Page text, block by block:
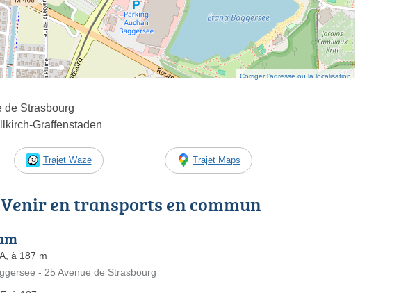
Corriger l’adresse ou la localisation
de Strasbourg
Graffenstaden
Trajet Waze Trajet Maps
Venir en transports en commun
à 187 m
- 25 Avenue de Strasbourg